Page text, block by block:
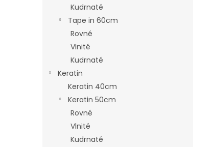
Kudrnaté
Tape in 60cm
Rovné
Vlnité
Kudrnaté
Keratin
Keratin 40cm
Keratin 50cm
Rovné
Vlnité
Kudrnaté